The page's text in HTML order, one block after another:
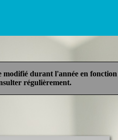
durant l'année en
régulièrement.